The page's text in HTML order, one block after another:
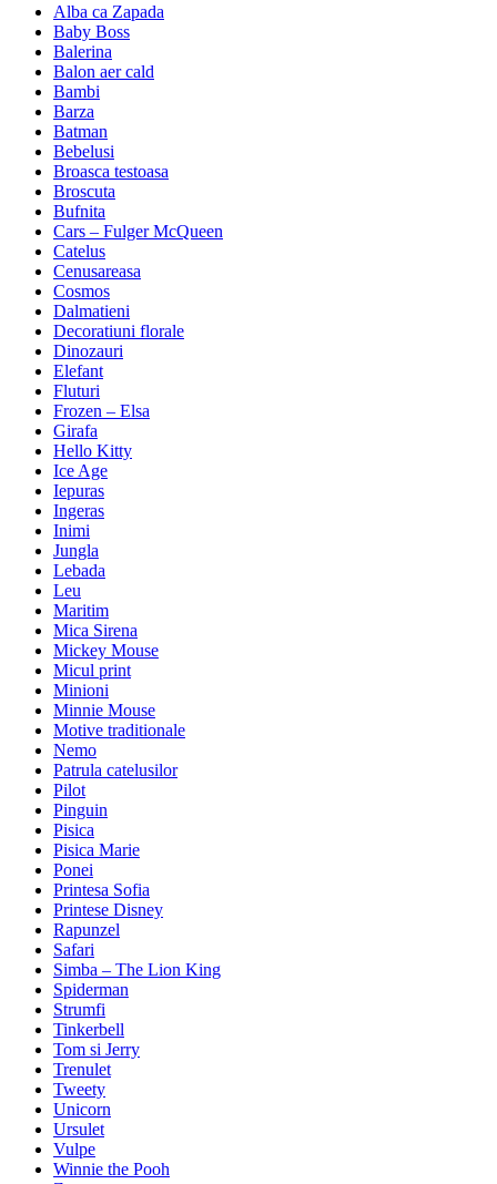
Alba ca Zapada
Baby Boss
Balerina
Balon aer cald
Bambi
Barza
Batman
Bebelusi
Broasca testoasa
Broscuta
Bufnita
Cars – Fulger McQueen
Catelus
Cenusareasa
Cosmos
Dalmatieni
Decoratiuni florale
Dinozauri
Elefant
Fluturi
Frozen – Elsa
Girafa
Hello Kitty
Ice Age
Iepuras
Ingeras
Inimi
Jungla
Lebada
Leu
Maritim
Mica Sirena
Mickey Mouse
Micul print
Minioni
Minnie Mouse
Motive traditionale
Nemo
Patrula catelusilor
Pilot
Pinguin
Pisica
Pisica Marie
Ponei
Printesa Sofia
Printese Disney
Rapunzel
Safari
Simba – The Lion King
Spiderman
Strumfi
Tinkerbell
Tom si Jerry
Trenulet
Tweety
Unicorn
Ursulet
Vulpe
Winnie the Pooh